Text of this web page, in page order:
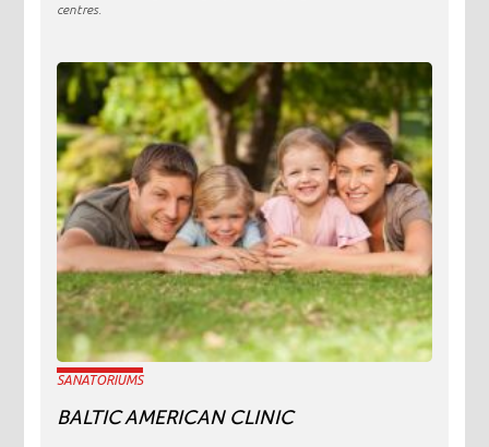
centres.
SANATORIUMS
BALTIC AMERICAN CLINIC